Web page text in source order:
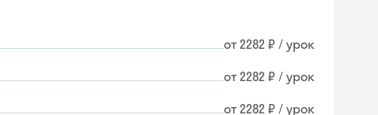
от 2282 ₽ / урок
от 2282 ₽ / урок
от 2282 ₽ / урок